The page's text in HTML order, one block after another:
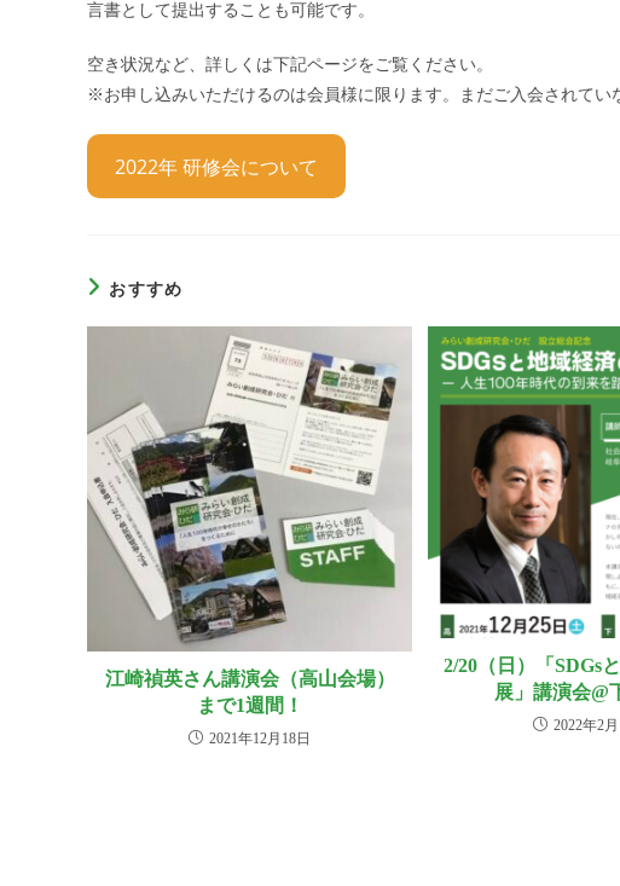
言書として提出することも可能です。
空き状況など、詳しくは下記ページをご覧ください。
※お申し込みいただけるのは会員様に限ります。まだご入会されてい
2022年 研修会について
おすすめ
江崎禎英さん講演会（高山会場）
まで1週間！
2021年12月18日
2/20（日）「SDGs
展」講演会@
2022年2